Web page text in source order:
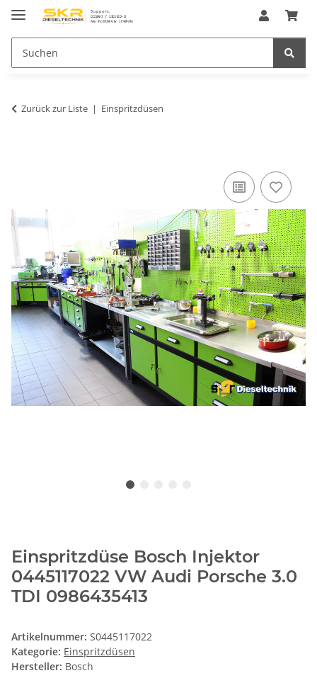
Zurück zur Liste Einspritzdüsen
Einspritzdüse Bosch Injektor
0445117022 VW Audi Porsche 3.0
TDI 0986435413
Artikelnummer: S0445117022
Kategorie: Einspritzdüsen
Hersteller: Bosch